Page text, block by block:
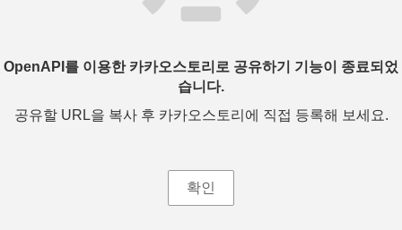
OpenAPI를 이용한 카카오스토리로 공유하기 기능이 종료되었
습니다.
공유할 URL을 복사 후 카카오스토리에 직접 등록해 보세요.
확인